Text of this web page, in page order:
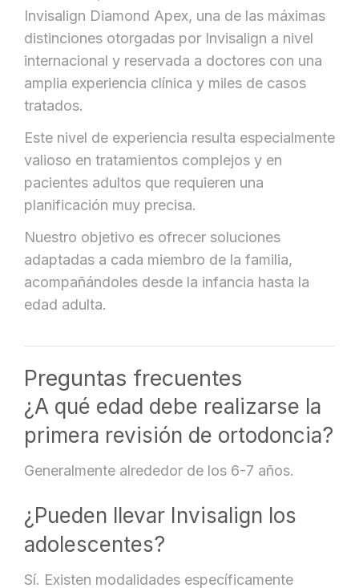
Invisalign Diamond Apex, una de las máximas
distinciones otorgadas por Invisalign a nivel
internacional y reservada a doctores con una
amplia experiencia clínica y miles de casos
tratados.
Este nivel de experiencia resulta especialmente
valioso en tratamientos complejos y en
pacientes adultos que requieren una
planificación muy precisa.
Nuestro objetivo es ofrecer soluciones
adaptadas a cada miembro de la familia,
acompañándoles desde la infancia hasta la
edad adulta.
Preguntas frecuentes
¿A qué edad debe realizarse la
primera revisión de ortodoncia?
Generalmente alrededor de los 6-7 años.
¿Pueden llevar Invisalign los
adolescentes?
Sí. Existen modalidades específicamente